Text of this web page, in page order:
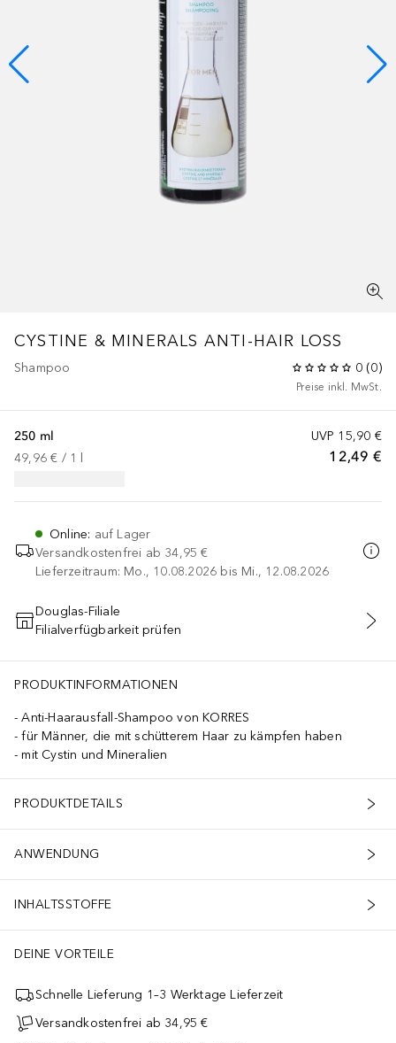
CYSTINE & MINERALS ANTI-HAIR LOSS
Shampoo 0 (0)
Preise inkl. MwSt.
UVP 15,90 €
12,49 €
250 ml
49,96 € / 1
Online: auf Lager
Versandkostenfrei ab 34,95 €
Lieferzeitraum: Mo., 10.08.2026 bis Mi., 12.08.2026
IN DEN WARENKORB
Douglas-Filiale
Filialverfügbarkeit prüfen
PRODUKTINFORMATIONEN
Anti-Haarausfall-Shampoo von KORRES
für Männer, die mit schütterem Haar zu kämpfen haben
mit Cystin und Mineralien
PRODUKTDETAILS
ANWENDUNG
INHALTSSTOFFE
DEINE VORTEILE
Schnelle Lieferung 1–3 Werktage Lieferzeit
Versandkostenfrei ab 34,95 €